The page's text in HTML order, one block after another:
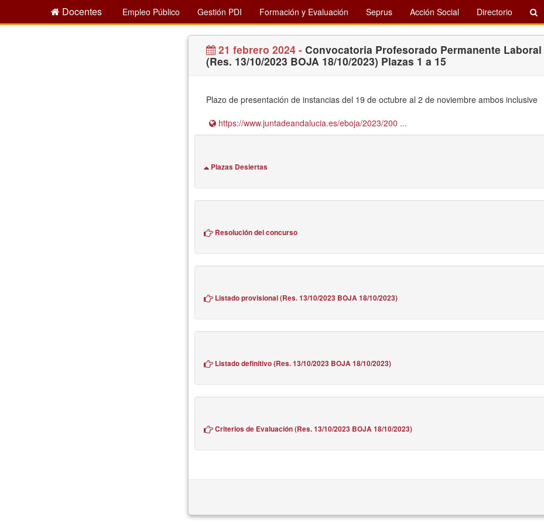
Docentes Empleo Público Gestión PDI Formación y Evaluación Seprus Acción Social Directorio
21 febrero 2024 - Convocatoria Profesorado Permanente Laboral
(Res. 13/10/2023 BOJA 18/10/2023) Plazas 1 a 15
Plazo de presentación de instancias del 19 de octubre al 2 de noviembre ambos inclusive
https://www.juntadeandalucia.es/eboja/2023/200 ...
Plazas Desiertas
Resolución del concurso
Listado provisional (Res. 13/10/2023 BOJA 18/10/2023)
Listado definitivo (Res. 13/10/2023 BOJA 18/10/2023)
Criterios de Evaluación (Res. 13/10/2023 BOJA 18/10/2023)